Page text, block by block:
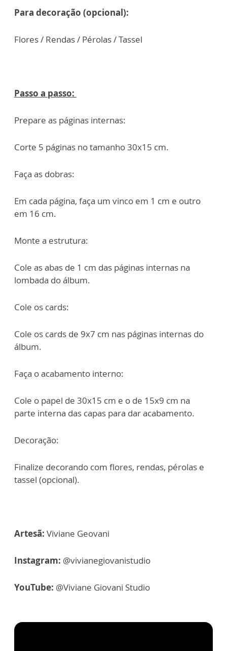
Para decoração (opcional):
Flores / Rendas / Pérolas /Tassel
Passo a passo:
Prepare as páginas internas:
Corte 5 páginas no tamanho 30x15 cm.
Faça as dobras:
Em cada página, faça um vinco em 1 cm e outro
em 16 cm.
Monte a estrutura:
Cole as abas de 1 cm das páginas internas na
lombada do álbum.
Cole os cards:
Cole os cards de 9x7 cm nas páginas internas do
álbum.
Faça o acabamento interno:
Cole o papel de 30x15 cm e o de 15x9 cm na
parte interna das capas para dar acabamento.
Decoração:
Finalize decorando com flores, rendas, pérolas e
tassel (opcional).
Artesã: Viviane Geovani
Instagram: @vivianegiovanistudio
YouTube: @Viviane Giovani Studio